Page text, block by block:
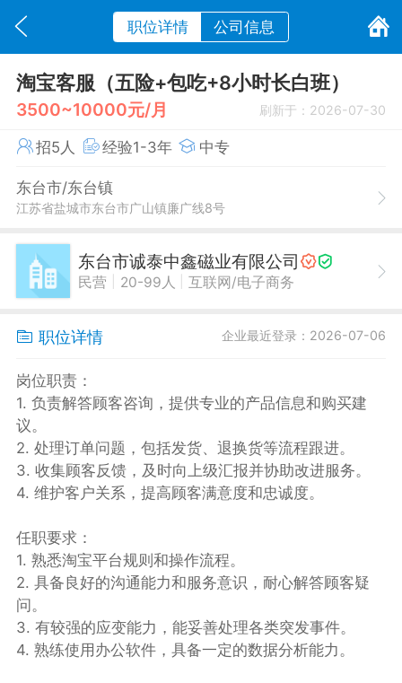
职位详情 公司信息
淘宝客服（五险+包吃+8小时长白班）
3500~10000元/月 刷新于：2026-07-30
招5人 经验1-3年 中专
东台市/东台镇
江苏省盐城市东台市广山镇廉广线8号
东台市诚泰中鑫磁业有限公司
民营 20-99人 互联网/电子商务
职位详情 企业最近登录：2026-07-06
岗位职责：
1. 负责解答顾客咨询，提供专业的产品信息和购买建
议。
2. 处理订单问题，包括发货、退换货等流程跟进。
3. 收集顾客反馈，及时向上级汇报并协助改进服务。
4. 维护客户关系，提高顾客满意度和忠诚度。
任职要求：
1. 熟悉淘宝平台规则和操作流程。
2. 具备良好的沟通能力和服务意识，耐心解答顾客疑
问。
3. 有较强的应变能力，能妥善处理各类突发事件。
4. 熟练使用办公软件，具备一定的数据分析能力。